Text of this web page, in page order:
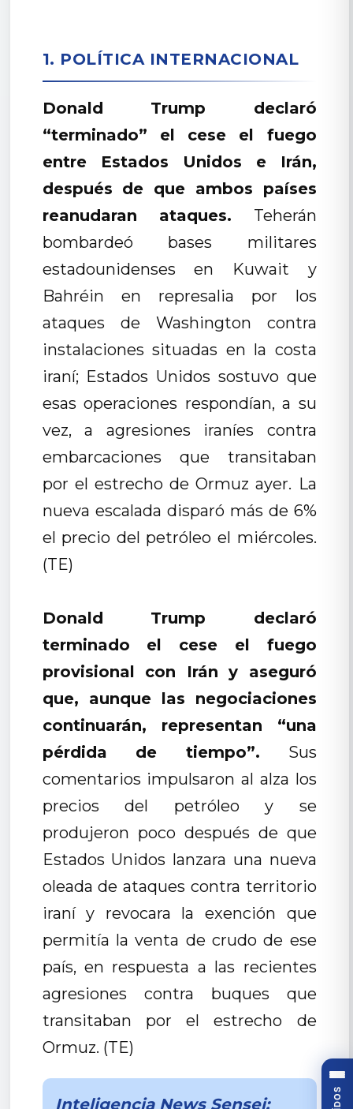
1. POLÍTICA INTERNACIONAL
Donald Trump declaró
“terminado” el cese el fuego
entre Estados Unidos e Irán,
después de que ambos países
reanudaran ataques. Teherán
bombardeó bases militares
estadounidenses en Kuwait y
Bahréin en represalia por los
ataques de Washington contra
instalaciones situadas en la costa
iraní; Estados Unidos sostuvo que
esas operaciones respondían, a su
vez, a agresiones iraníes contra
embarcaciones que transitaban
por el estrecho de Ormuz ayer. La
nueva escalada disparó más de 6%
el precio del petróleo el miércoles.
(TE)
Donald Trump declaró
terminado el cese el fuego
provisional con Irán y aseguró
que, aunque las negociaciones
continuarán, representan “una
pérdida de tiempo”. Sus
comentarios impulsaron al alza los
precios del petróleo y se
produjeron poco después de que
Estados Unidos lanzara una nueva
oleada de ataques contra territorio
iraní y revocara la exención que
permitía la venta de crudo de ese
país, en respuesta a las recientes
agresiones contra buques que
transitaban por el estrecho de
Ormuz. (TE)
Inteligencia News Sensei: